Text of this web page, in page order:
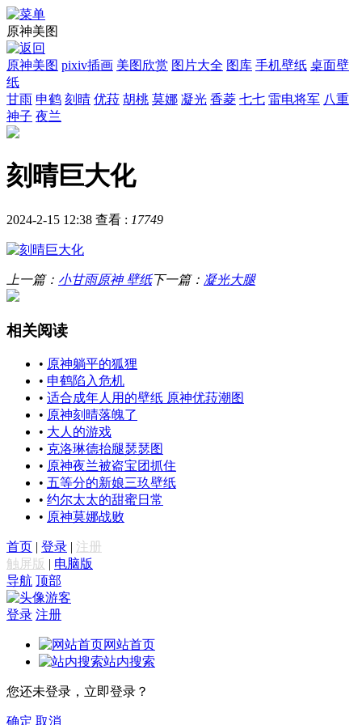
原神美图
原神美图 pixiv插画 美图欣赏 图片大全 图库 手机壁纸 桌面壁
纸
甘雨 申鹤 刻晴 优菈 胡桃 莫娜 凝光 香菱 七七 雷电将军 八重
神子 夜兰
刻晴巨大化
2024-2-15 12:38 查看 : 17749
上一篇： 小甘雨原神 壁纸下一篇： 凝光大腿
相关阅读
• 原神躺平的狐狸
• 申鹤陷入危机
• 适合成年人用的壁纸 原神优菈潮图
• 原神刻晴落魄了
• 大人的游戏
• 克洛琳德抬腿瑟瑟图
• 原神夜兰被盗宝团抓住
• 五等分的新娘三玖壁纸
• 约尔太太的甜蜜日常
• 原神莫娜战败
首页 | 登录 | 注册
触屏版 | 电脑版
导航 顶部
游客
登录 注册
网站首页
站内搜索
您还未登录，立即登录？
确定 取消